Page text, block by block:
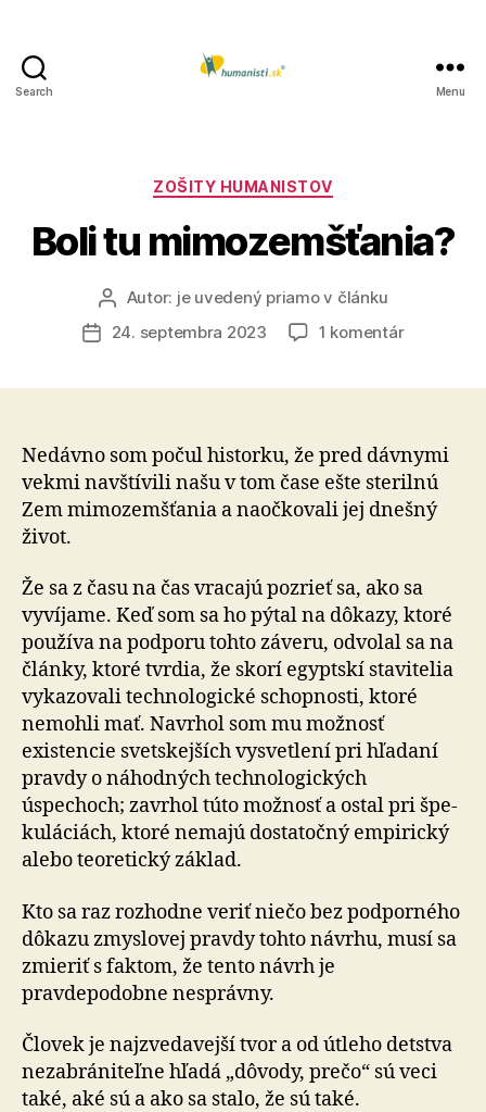
Search Menu
Kategórie
ZOŠITY HUMANISTOV
Boli tu mimozemšťania?
Autor
článku
Autor: je uvedený priamo v článku
Dátum24. septembra 2023 1 komentárna
Nedávno som počul historku, že pred dávnymi
vekmi navštívili našu v tom čase ešte sterilnú
Zem mimozemšťania a naočkovali jej dnešný
život.
Že sa z času na čas vracajú pozrieť sa, ako sa
vyvíjame. Keď som sa ho pýtal na dôkazy, ktoré
používa na podporu tohto záveru, odvolal sa na
články, ktoré tvrdia, že skorí egyptskí stavitelia
vykazovali technologické schopnosti, ktoré
nemohli mať. Navrhol som mu možnosť
existencie svetskejších vysvetlení pri hľadaní
pravdy o náhodných tech­no­lo­gických
úspechoch; zavrhol túto možnosť a ostal pri špe­
ku­lá­ciách, ktoré nemajú dostatočný empirický
alebo teoretický základ.
Kto sa raz rozhodne veriť niečo bez podporného
dôkazu zmyslovej pravdy tohto návrhu, musí sa
zmieriť s faktom, že tento návrh je
pravdepodobne nesprávny.
Človek je najzvedavejší tvor a od útleho detstva
nezabrá­ni­teľne hľadá „dôvody, prečo“ sú veci
také, aké sú a ako sa stalo, že sú také.